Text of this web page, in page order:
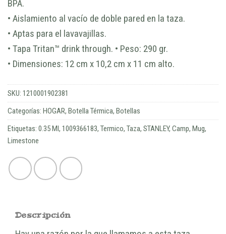
BPA.
• Aislamiento al vacío de doble pared en la taza.
• Aptas para el lavavajillas.
• Tapa Tritan™ drink through. • Peso: 290 gr.
• Dimensiones: 12 cm x 10,2 cm x 11 cm alto.
SKU: 1210001902381
Categorías: HOGAR, Botella Térmica, Botellas
Etiquetas: 0.35 Ml, 1009366183, Termico, Taza, STANLEY, Camp, Mug,
Limestone
Descripción